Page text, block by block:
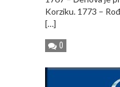
Korziku. 1773 –
[…]
0